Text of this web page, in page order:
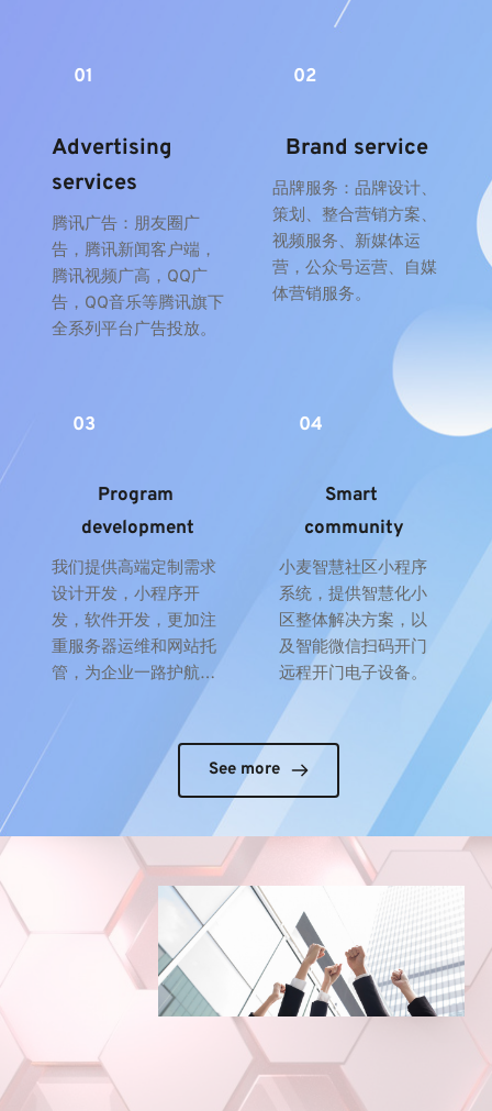
01
Advertising
services
腾讯广告：朋友圈广
告，腾讯新闻客户端，
腾讯视频广高，QQ广
告，QQ音乐等腾讯旗下
全系列平台广告投放。
02
Brand service
品牌服务：品牌设计、
策划、整合营销方案、
视频服务、新媒体运
营，公众号运营、自媒
体营销服务。
03
Program
development
我们提供高端定制需求
设计开发，小程序开
发，软件开发，更加注
重服务器运维和网站托
管，为企业一路护航…
04
Smart
community
小麦智慧社区小程序
系统，提供智慧化小
区整体解决方案，以
及智能微信扫码开门
远程开门电子设备。
See more